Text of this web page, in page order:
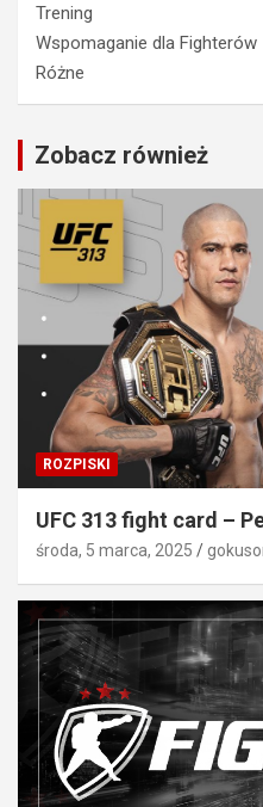
Trening
Wspomaganie dla Fighterów
Różne
Zobacz również
ROZPISKI
UFC 313 fight card –
środa, 5 marca, 2025